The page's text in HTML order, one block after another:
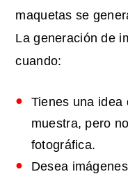
maquetas se
La generación de
cuando:
Tienes una idea
muestra, pero
fotográfica.
Desea